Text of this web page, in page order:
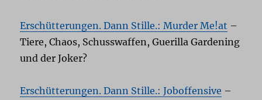
Erschütterungen. Dann Stille.: Murder Me!at –
Tiere, Chaos, Schusswaffen, Guerilla Gardening
und der Joker?
Erschütterungen. Dann Stille.: Joboffensive –